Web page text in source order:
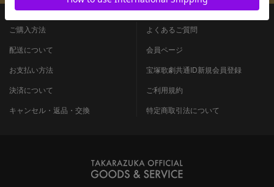
ご購入方法
配送について
お支払い方法
決済について
キャンセル・返品・交換
よくあるご質問
会員ページ
宝塚歌劇共通ID新規会員登録
ご利用規約
特定商取引法について